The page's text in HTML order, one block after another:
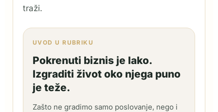
traži.
UVOD U RUBRIKU
Pokrenuti biznis je lako.
Izgraditi život oko njega puno
je teže.
Zašto ne gradimo samo poslovanje, nego i